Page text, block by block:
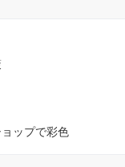
ップで彩色